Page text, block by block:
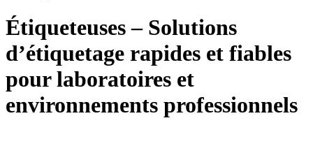
Étiqueteuses – Solutions
d’étiquetage rapides et fiables
pour laboratoires et
environnements professionnels